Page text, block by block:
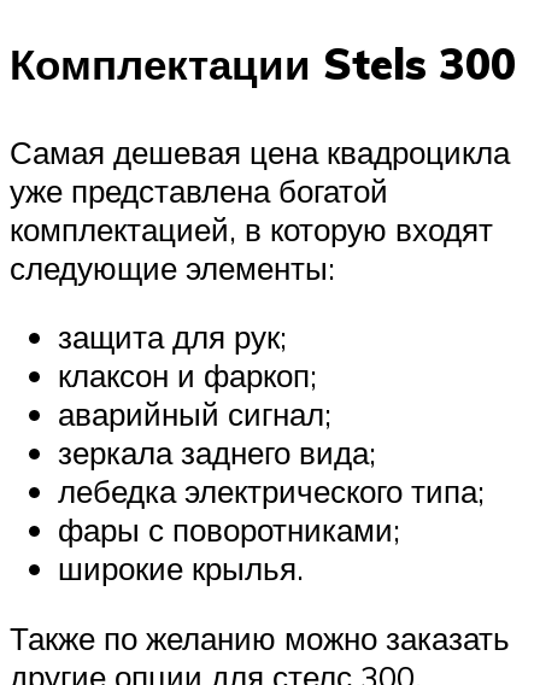
Комплектации Stels 300
Самая дешевая цена квадроцикла
уже представлена богатой
комплектацией, в которую входят
следующие элементы:
защита для рук;
клаксон и фаркоп;
аварийный сигнал;
зеркала заднего вида;
лебедка электрического типа;
фары с поворотниками;
широкие крылья.
Также по желанию можно заказать
другие опции для стелс 300,